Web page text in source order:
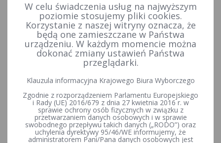
Informacje Postanowienie Nr 20/2025 Komisarza Wyborczego w Piotrkowie Trybunalskim z dnia 28 lutego 2025 r. zmieniające postanowienie w sprawie podziału Gminy Kodrąb na stałe obwody głosowania, ustalenia ich numerów, granic oraz siedzib obwodowych komisji wyborczych
Postanowienie Nr 20/2025
Komisarza Wyborczego w
Piotrkowie Trybunalskim z
dnia 28 lutego 2025 r.
zmieniające postanowienie w
W celu świadczenia usług na najwyższym
poziomie stosujemy pliki cookies.
Korzystanie z naszej witryny oznacza, że
będą one zamieszczane w Państwa
urządzeniu. W każdym momencie można
dokonać zmiany ustawień Państwa
przeglądarki.
Klauzula informacyjna Krajowego Biura Wyborczego
Zgodnie z rozporządzeniem Parlamentu Europejskiego
i Rady (UE) 2016/679 z dnia 27 kwietnia 2016 r. w
sprawie ochrony osób fizycznych w związku z
przetwarzaniem danych osobowych i w sprawie
swobodnego przepływu takich danych („RODO”) oraz
uchylenia dyrektywy 95/46/WE informujemy, że
administratorem Pani/Pana danych osobowych jest